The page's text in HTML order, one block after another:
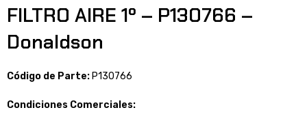
FILTRO AIRE 1º – P130766 –
Donaldson
Código de Parte: P130766
Condiciones Comerciales: